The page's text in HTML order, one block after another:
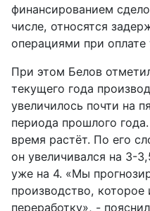
финансированием
числе, относятся
операциями при оплате
При этом Белов
текущего года
увеличилось почти на
периода прошлого
время растёт. По его
он увеличивался на 3-
уже на 4. «Мы
производство,
переработку», -